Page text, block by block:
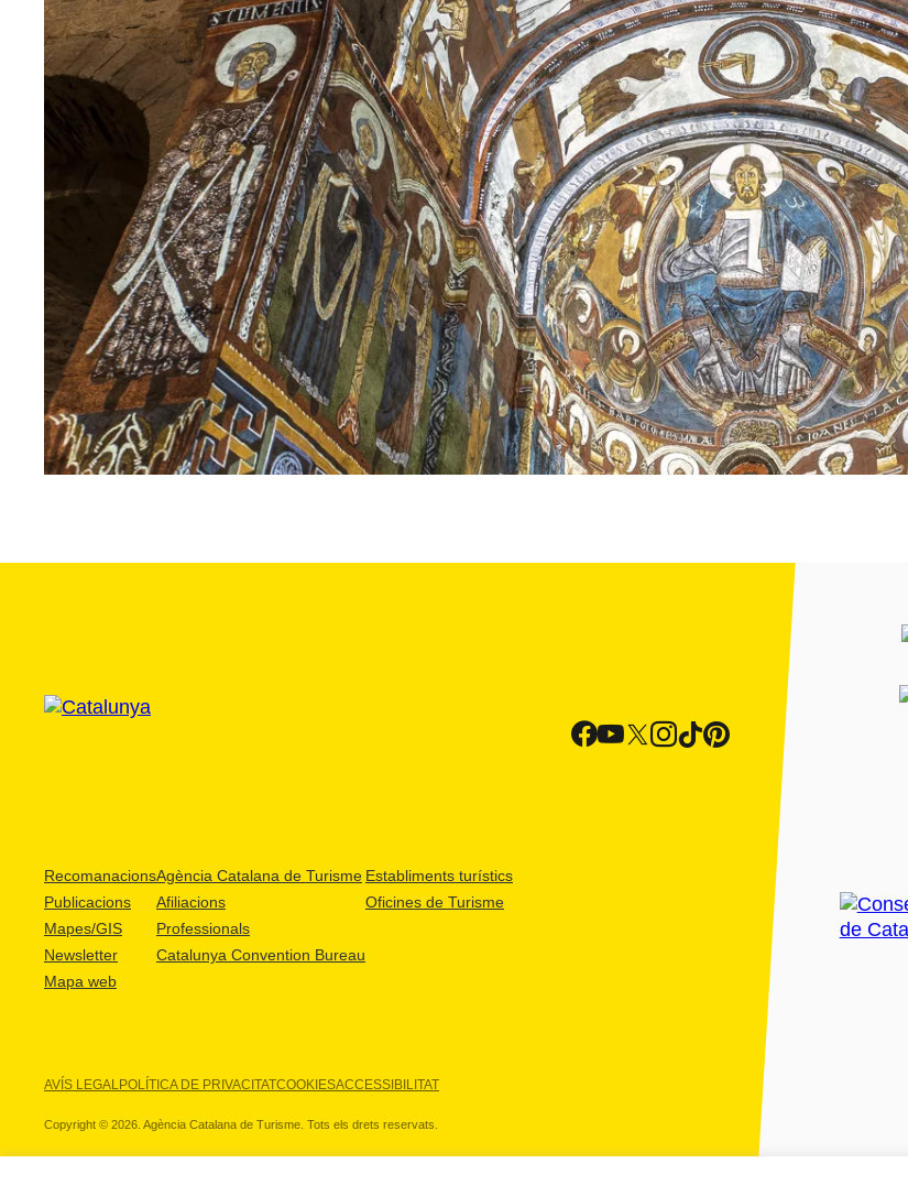
Recomanacions
Publicacions
Mapes/GIS
Newsletter
Mapa web
Agència Catalana de Turisme
Afiliacions
Professionals
Catalunya Convention Bureau
Establiments turístics
Oficines de Turisme
AVÍS LEGALPOLÍTICA DE PRIVACITATCOOKIESACCESSIBILITAT
Copyright © 2026. Agència Catalana de Turisme. Tots els drets reservats.